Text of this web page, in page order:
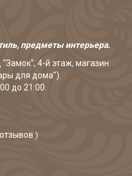
предметы интерьера.
4-й этаж, магазин
для дома").
до 21:00.
отзывов )